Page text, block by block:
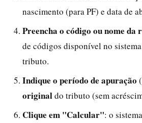
nascimento (para PF) e data de
Preencha o código ou nome da
de códigos disponível no
tributo.
Indique o período de apuração
originaldo tributo (sem
Clique em "Calcular": o